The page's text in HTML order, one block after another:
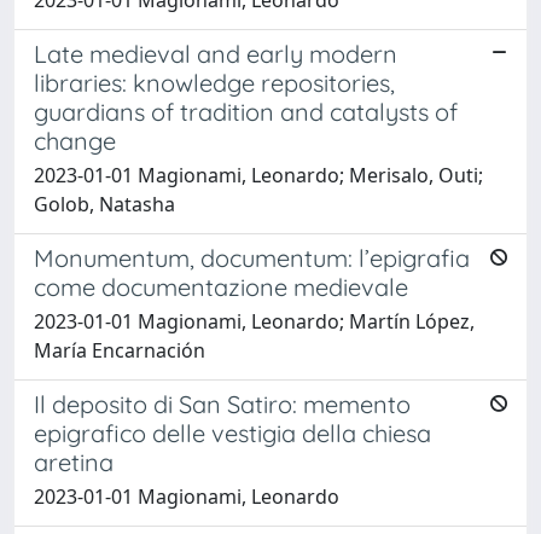
Late medieval and early modern
libraries: knowledge repositories,
guardians of tradition and catalysts of
change
2023-01-01 Magionami, Leonardo; Merisalo, Outi;
Golob, Natasha
Monumentum, documentum: l’epigrafia
come documentazione medievale
2023-01-01 Magionami, Leonardo; Martín López,
María Encarnación
Il deposito di San Satiro: memento
epigrafico delle vestigia della chiesa
aretina
2023-01-01 Magionami, Leonardo